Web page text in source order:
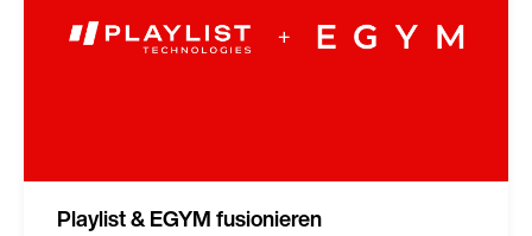
Playlist & EGYM fusionieren